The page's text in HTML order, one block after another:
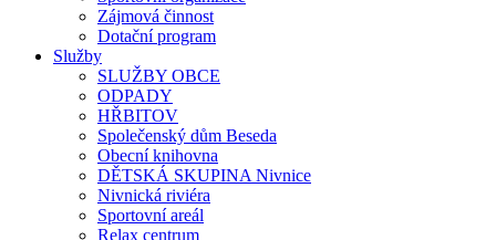
Zájmová činnost
Dotační program
Služby
SLUŽBY OBCE
ODPADY
HŘBITOV
Společenský dům Beseda
Obecní knihovna
DĚTSKÁ SKUPINA Nivnice
Nivnická riviéra
Sportovní areál
Relax centrum